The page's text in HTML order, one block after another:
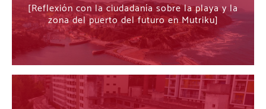
Reflexión con la ciudadanía sobre la playa y la
zona del puerto del futuro en Mutriku